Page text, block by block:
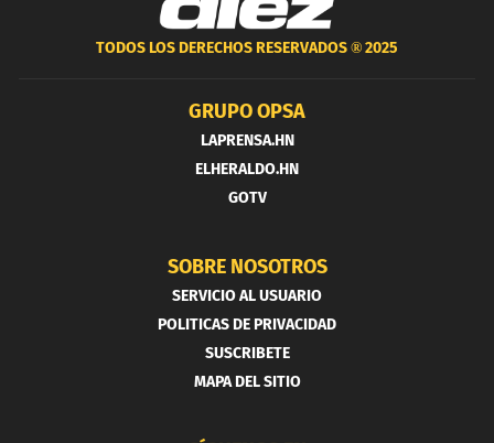
TODOS LOS DERECHOS RESERVADOS ®2025
GRUPO OPSA
LAPRENSA.HN
ELHERALDO.HN
GOTV
SOBRE NOSOTROS
SERVICIO AL USUARIO
POLITICAS DE PRIVACIDAD
SUSCRIBETE
MAPA DEL SITIO